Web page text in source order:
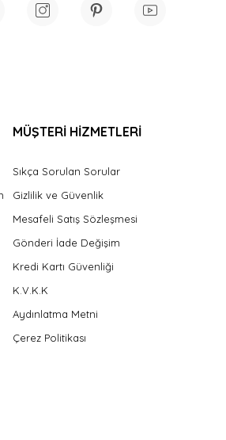
MÜŞTERİ HİZMETLERİ
Sıkça Sorulan Sorular
Gizlilik ve Güvenlik
Mesafeli Satış Sözleşmesi
Gönderi İade Değişim
Kredi Kartı Güvenliği
K.V.K.K
Aydınlatma Metni
Çerez Politikası